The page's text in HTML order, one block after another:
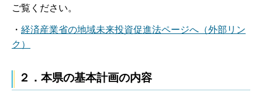
ご覧ください。
・ 経済産業省の地域未来投資促進法ページへ（外部リン
ク）
２．本県の基本計画の内容